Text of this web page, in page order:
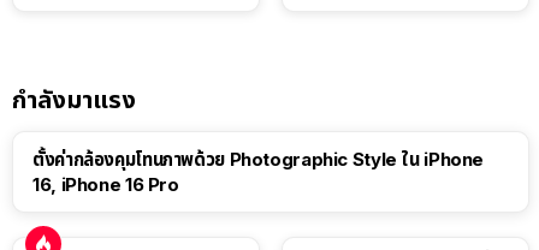
กำลังมาแรง
ตั้งค่ากล้องคุมโทนภาพด้วย Photographic Style ใน iPhone
16, iPhone 16 Pro